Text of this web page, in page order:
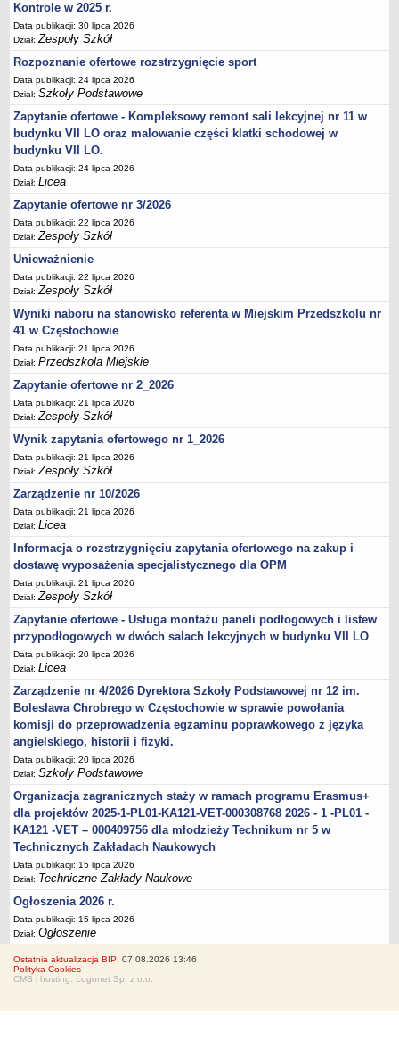
Kontrole w 2025 r.
Data publikacji: 30 lipca 2026
Dział:Zespoły Szkół
Rozpoznanie ofertowe rozstrzygnięcie sport
Data publikacji: 24 lipca 2026
Dział:Szkoły Podstawowe
Zapytanie ofertowe - Kompleksowy remont sali lekcyjnej nr 11 w
budynku VII LO oraz malowanie części klatki schodowej w
budynku VII LO.
Data publikacji: 24 lipca 2026
Dział:Licea
Zapytanie ofertowe nr 3/2026
Data publikacji: 22 lipca 2026
Dział:Zespoły Szkół
Unieważnienie
Data publikacji: 22 lipca 2026
Dział:Zespoły Szkół
Wyniki naboru na stanowisko referenta w Miejskim Przedszkolu nr
41 w Częstochowie
Data publikacji: 21 lipca 2026
Dział:Przedszkola Miejskie
Zapytanie ofertowe nr 2_2026
Data publikacji: 21 lipca 2026
Dział:Zespoły Szkół
Wynik zapytania ofertowego nr 1_2026
Data publikacji: 21 lipca 2026
Dział:Zespoły Szkół
Zarządzenie nr 10/2026
Data publikacji: 21 lipca 2026
Dział:Licea
Informacja o rozstrzygnięciu zapytania ofertowego na zakup i
dostawę wyposażenia specjalistycznego dla OPM
Data publikacji: 21 lipca 2026
Dział:Zespoły Szkół
Zapytanie ofertowe - Usługa montażu paneli podłogowych i listew
przypodłogowych w dwóch salach lekcyjnych w budynku VII LO
Data publikacji: 20 lipca 2026
Dział:Licea
Zarządzenie nr 4/2026 Dyrektora Szkoły Podstawowej nr 12 im.
Bolesława Chrobrego w Częstochowie w sprawie powołania
komisji do przeprowadzenia egzaminu poprawkowego z języka
angielskiego, historii i fizyki.
Data publikacji: 20 lipca 2026
Dział:Szkoły Podstawowe
Organizacja zagranicznych staży w ramach programu Erasmus+
dla projektów 2025-1-PL01-KA121-VET-000308768 2026 - 1 -PL01 -
KA121 -VET – 000409756 dla młodzieży Technikum nr 5 w
Technicznych Zakładach Naukowych
Data publikacji: 15 lipca 2026
Dział: Techniczne Zakłady Naukowe
Ogłoszenia 2026 r.
Data publikacji: 15 lipca 2026
Dział:Ogłoszenie
Ostatnia aktualizacja BIP: 07.08.2026 13:46
Polityka Cookies
CMS i hosting: Logonet Sp. z o.o.